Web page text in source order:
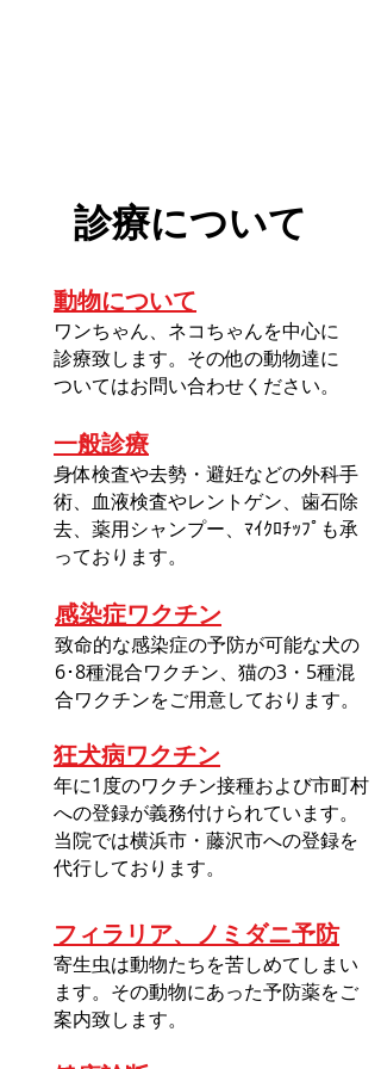
​診療について
動物について
ワンちゃん、ネコちゃんを中心に
診療致します。その他の動物達に
ついてはお問い合わせください。
一般診療
身体検査や去勢・避妊などの外科手
術、血液検査やレントゲン、歯石除
去、薬用シャンプー、ﾏｲｸﾛﾁｯﾌﾟも承
っております。
感染症ワクチン
致命的な感染症の予防が可能な犬の
6･8種混合ワクチン、猫の3・5種混
合ワクチンをご用意しております。
狂犬病ワクチン
年に1度のワクチン接種および市町村
への登録が義務付けられています。
当院では横浜市・藤沢市への登録を
代行しております。
フィラリア、ノミダニ予防
寄生虫は動物たちを苦しめてしまい
ます。その動物にあった予防薬をご
案内致します。